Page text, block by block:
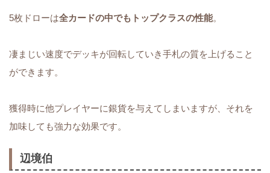
5枚ドローは全カードの中でもトップクラスの性能。
凄まじい速度でデッキが回転していき手札の質を上げること
ができます。
獲得時に他プレイヤーに銀貨を与えてしまいますが、それを
加味しても強力な効果です。
辺境伯